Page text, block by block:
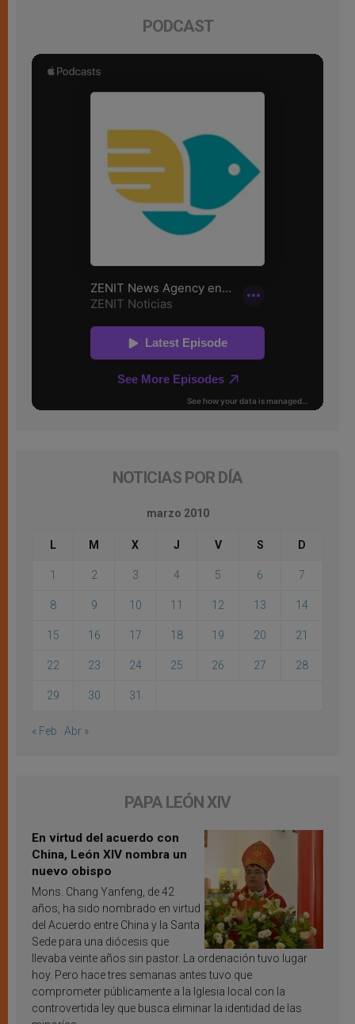
PODCAST
NOTICIAS POR DÍA
marzo 2010
L M X J V S D
1 2 3 4 5 6 7
8 9 10 11 12 13 14
15 16 17 18 19 20 21
22 23 24 25 26 27 28
29 30 31
« Feb Abr »
PAPA LEÓN XIV
En virtud del acuerdo con
China, León XIV nombra un
nuevo obispo
Mons. Chang Yanfeng, de 42
años, ha sido nombrado en virtud
del Acuerdo entre China y la Santa
Sede para una diócesis que
llevaba veinte años sin pastor. La ordenación tuvo lugar
hoy. Pero hace tres semanas antes tuvo que
comprometer públicamente a la Iglesia local con la
controvertida ley que busca eliminar la identidad de las